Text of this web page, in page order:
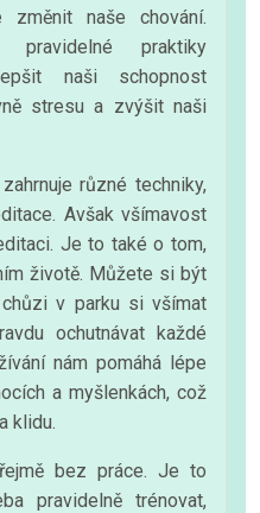
naše chování.
praktiky
naši schopnost
stresu a zvýšit naši
různé techniky,
Avšak všímavost
Je to také o tom,
životě. Můžete si být
v parku si všímat
ochutnávat každé
nám pomáhá lépe
a myšlenkách, což
klidu.
bez práce. Je to
pravidelně trénovat,